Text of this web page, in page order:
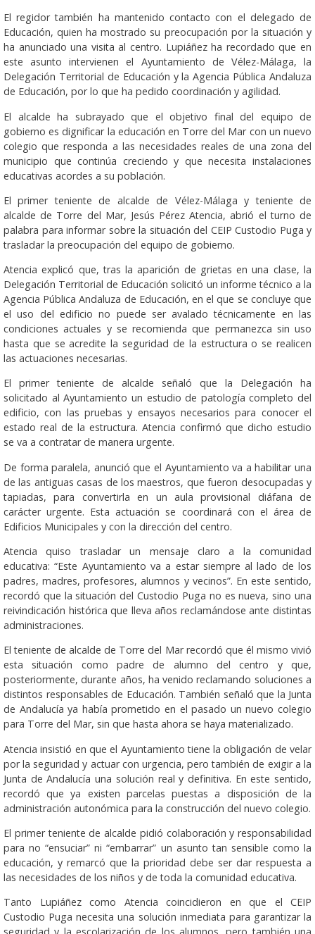
El regidor también ha mantenido contacto con el delegado de
Educación, quien ha mostrado su preocupación por la situación y
ha anunciado una visita al centro. Lupiáñez ha recordado que en
este asunto intervienen el Ayuntamiento de Vélez-Málaga, la
Delegación Territorial de Educación y la Agencia Pública Andaluza
de Educación, por lo que ha pedido coordinación y agilidad.
El alcalde ha subrayado que el objetivo final del equipo de
gobierno es dignificar la educación en Torre del Mar con un nuevo
colegio que responda a las necesidades reales de una zona del
municipio que continúa creciendo y que necesita instalaciones
educativas acordes a su población.
El primer teniente de alcalde de Vélez-Málaga y teniente de
alcalde de Torre del Mar, Jesús Pérez Atencia, abrió el turno de
palabra para informar sobre la situación del CEIP Custodio Puga y
trasladar la preocupación del equipo de gobierno.
Atencia explicó que, tras la aparición de grietas en una clase, la
Delegación Territorial de Educación solicitó un informe técnico a la
Agencia Pública Andaluza de Educación, en el que se concluye que
el uso del edificio no puede ser avalado técnicamente en las
condiciones actuales y se recomienda que permanezca sin uso
hasta que se acredite la seguridad de la estructura o se realicen
las actuaciones necesarias.
El primer teniente de alcalde señaló que la Delegación ha
solicitado al Ayuntamiento un estudio de patología completo del
edificio, con las pruebas y ensayos necesarios para conocer el
estado real de la estructura. Atencia confirmó que dicho estudio
se va a contratar de manera urgente.
De forma paralela, anunció que el Ayuntamiento va a habilitar una
de las antiguas casas de los maestros, que fueron desocupadas y
tapiadas, para convertirla en un aula provisional diáfana de
carácter urgente. Esta actuación se coordinará con el área de
Edificios Municipales y con la dirección del centro.
Atencia quiso trasladar un mensaje claro a la comunidad
educativa: “Este Ayuntamiento va a estar siempre al lado de los
padres, madres, profesores, alumnos y vecinos”. En este sentido,
recordó que la situación del Custodio Puga no es nueva, sino una
reivindicación histórica que lleva años reclamándose ante distintas
administraciones.
El teniente de alcalde de Torre del Mar recordó que él mismo vivió
esta situación como padre de alumno del centro y que,
posteriormente, durante años, ha venido reclamando soluciones a
distintos responsables de Educación. También señaló que la Junta
de Andalucía ya había prometido en el pasado un nuevo colegio
para Torre del Mar, sin que hasta ahora se haya materializado.
Atencia insistió en que el Ayuntamiento tiene la obligación de velar
por la seguridad y actuar con urgencia, pero también de exigir a la
Junta de Andalucía una solución real y definitiva. En este sentido,
recordó que ya existen parcelas puestas a disposición de la
administración autonómica para la construcción del nuevo colegio.
El primer teniente de alcalde pidió colaboración y responsabilidad
para no “ensuciar” ni “embarrar” un asunto tan sensible como la
educación, y remarcó que la prioridad debe ser dar respuesta a
las necesidades de los niños y de toda la comunidad educativa.
Tanto Lupiáñez como Atencia coincidieron en que el CEIP
Custodio Puga necesita una solución inmediata para garantizar la